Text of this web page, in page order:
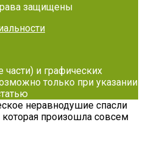
защищены
части) и графических
только при указании
неравнодушие спасли
произошла совсем